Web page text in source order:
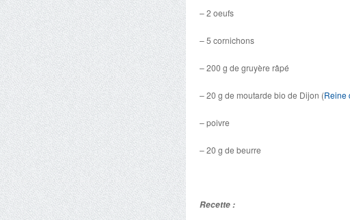
– 2 oeufs
– 5 cornichons
– 200 g de gruyère râpé
– 20 g de moutarde bio de Dijon (Reine
– poivre
– 20 g de beurre
Recette :